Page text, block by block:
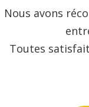
Nous avons
Toutes